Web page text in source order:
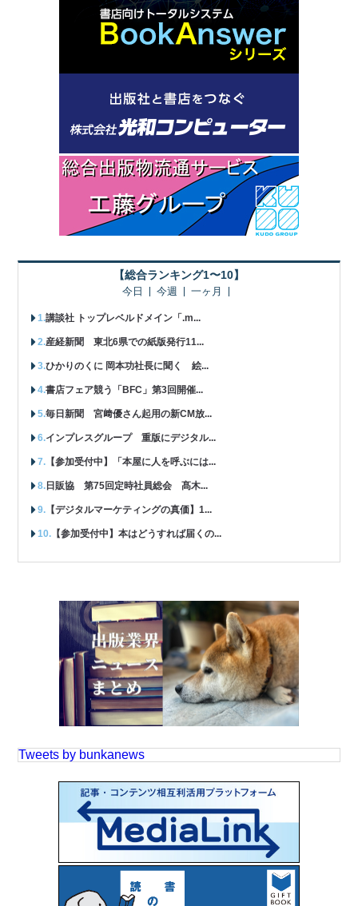
【総合ランキング1〜10】
今日 今週 一ヶ月
講談社 トップレベルドメイン「.m...
産経新聞 東北6県での紙版発行11...
ひかりのくに 岡本功社長に聞く 絵...
書店フェア競う「BFC」第3回開催...
毎日新聞 宮﨑優さん起用の新CM放...
インプレスグループ 重版にデジタル...
【参加受付中】「本屋に人を呼ぶには...
日販協 第75回定時社員総会 髙木...
【デジタルマーケティングの真価】1...
【参加受付中】本はどうすれば届くの...
Tweets by bunkanews